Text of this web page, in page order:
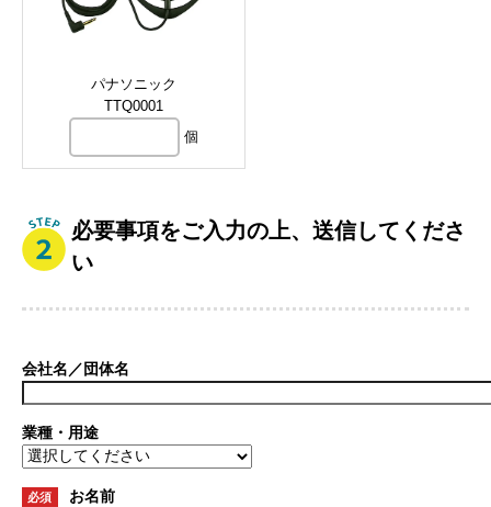
パナソニック
TTQ0001
個
必要事項をご入力の上、送信してくださ
い
会社名／団体名
業種・用途
必須 お名前